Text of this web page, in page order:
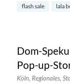
flash sale lala
Dom-
Pop-up-
Köln, Regionales,